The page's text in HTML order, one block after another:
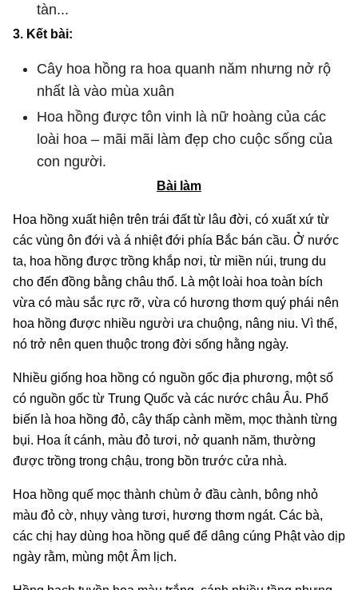
tàn...
3. Kết bài:
Cây hoa hồng ra hoa quanh năm nhưng nở rộ
nhất là vào mùa xuân
Hoa hồng được tôn vinh là nữ hoàng của các
loài hoa – mãi mãi làm đẹp cho cuộc sống của
con người.
Bài làm
Hoa hồng xuất hiện trên trái đất từ lâu đời, có xuất xứ từ
các vùng ôn đới và á nhiệt đới phía Bắc bán cầu. Ở nước
ta, hoa hồng được trồng khắp nơi, từ miền núi, trung du
cho đến đồng bằng châu thổ. Là một loài hoa toàn bích
vừa có màu sắc rực rỡ, vừa có hương thơm quý phái nên
hoa hồng được nhiều người ưa chuộng, nâng niu. Vì thế,
nó trở nên quen thuộc trong đời sống hằng ngày.
Nhiều giống hoa hồng có nguồn gốc địa phương, một số
có nguồn gốc từ Trung Quốc và các nước châu Âu. Phổ
biến là hoa hồng đỏ, cây thấp cành mềm, mọc thành từng
bụi. Hoa ít cánh, màu đỏ tươi, nở quanh năm, thường
được trồng trong chậu, trong bồn trước cửa nhà.
Hoa hồng quế mọc thành chùm ở đầu cành, bông nhỏ
màu đỏ cờ, nhụy vàng tươi, hương thơm ngát. Các bà,
các chị hay dùng hoa hồng quế để dâng cúng Phật vào dịp
ngày rằm, mùng một Âm lịch.